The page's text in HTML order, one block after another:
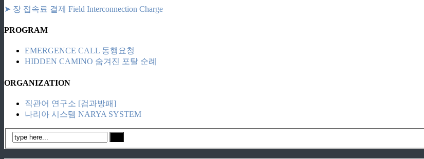
➤ 장 접속료 결제 Field Interconnection Charge
PROGRAM
EMERGENCE CALL 동행요청
HIDDEN CAMINO 숨겨진 포탈 순례
ORGANIZATION
직관어 연구소 [검과방패]
나리아 시스템 NARYA SYSTEM